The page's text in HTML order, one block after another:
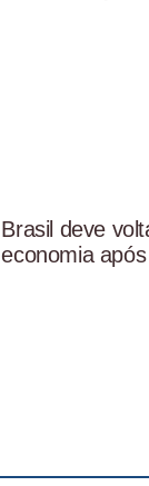
Brasil deve
economia